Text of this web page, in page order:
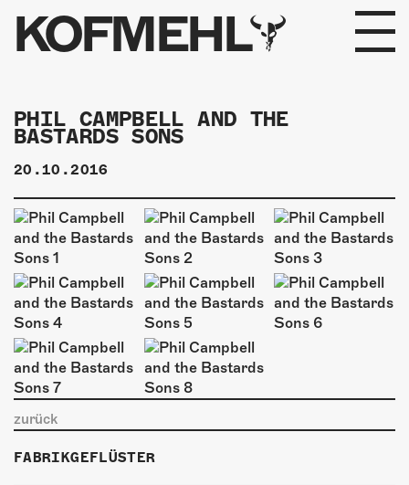
KOFMEHL
PROGRAMM
FABRIKGEFLÜSTER
GALERIE
FOTOGALERIE
PHOTOMAT
INFOS
KONTAKT
GÖNNEREI
PHIL CAMPBELL AND THE
BASTARDS SONS
20.10.2016
zurück
FABRIKGEFLÜSTER